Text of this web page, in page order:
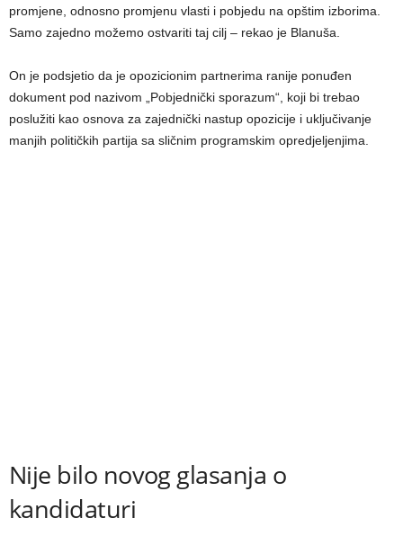
promjene, odnosno promjenu vlasti i pobjedu na opštim izborima.
Samo zajedno možemo ostvariti taj cilj – rekao je Blanuša.
On je podsjetio da je opozicionim partnerima ranije ponuđen
dokument pod nazivom „Pobjednički sporazum“, koji bi trebao
poslužiti kao osnova za zajednički nastup opozicije i uključivanje
manjih političkih partija sa sličnim programskim opredjeljenjima.
Nije bilo novog glasanja o
kandidaturi